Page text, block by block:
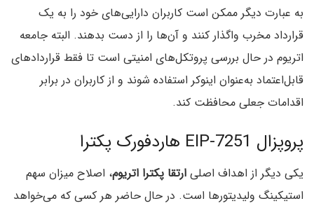
به عبارت دیگر ممکن است کاربران دارایی‌های خود را به یک
قرارداد مخرب واگذار کنند و آن‌ها را از دست بدهند. البته جامعه
اتریوم در حال بررسی پروتکل‌های امنیتی است تا فقط قراردادهای
قابل‌اعتماد به‌عنوان اینوکر استفاده شوند و از کاربران در برابر
اقدامات جعلی محافظت کند.
پروپزال EIP-7251 هاردفورک پکترا
یکی دیگر از اهداف اصلی ارتقا پکترا اتریوم، اصلاح میزان سهم
استیکینگ ولیدیتورها است. در حال حاضر هر کسی که می‌خواهد